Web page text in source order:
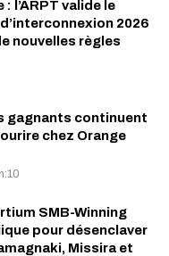
l’ARPT valide le
2026
nouvelles règles
gagnants continuent
chez Orange
SMB-Winning
pour désenclaver
Missira et